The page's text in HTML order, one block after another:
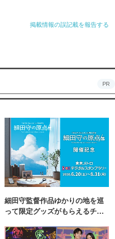
掲載情報の誤記載を報告する
PR
細田守監督作品ゆかりの地を巡
って限定グッズがもらえるチャ